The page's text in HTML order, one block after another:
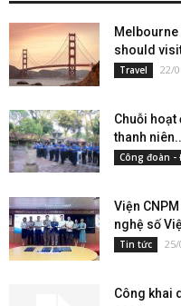
should
Travel 22/
Chuỗi hoạt
thanh
Công đoàn -
Viện
nghệ số
Tin tức 25/
Công khai